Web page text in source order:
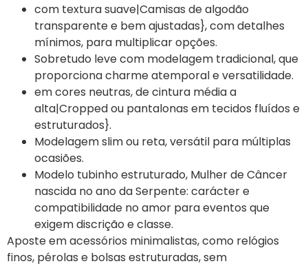
com textura suave|Camisas de algodão
transparente e bem ajustadas}, com detalhes
mínimos, para multiplicar opções.
Sobretudo leve com modelagem tradicional, que
proporciona charme atemporal e versatilidade.
em cores neutras, de cintura média a
alta|Cropped ou pantalonas em tecidos fluídos e
estruturados}.
Modelagem slim ou reta, versátil para múltiplas
ocasiões.
Modelo tubinho estruturado, Mulher de Câncer
nascida no ano da Serpente: carácter e
compatibilidade no amor para eventos que
exigem discrição e classe.
Aposte em acessórios minimalistas, como relógios
finos, pérolas e bolsas estruturadas, sem